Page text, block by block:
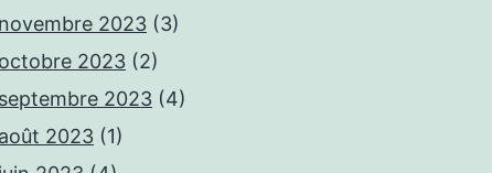
novembre 2023 (3)
octobre 2023 (2)
septembre 2023 (4)
août 2023 (1)